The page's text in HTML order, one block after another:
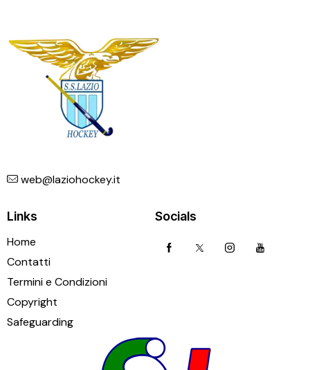
web@laziohockey.it
Links
Home
Contatti
Termini e Condizioni
Copyright
Safeguarding
Socials